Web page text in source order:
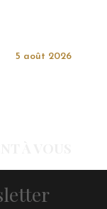
5 août 2026